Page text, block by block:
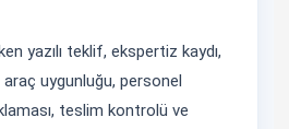
yazılı teklif, ekspertiz kaydı,
uygunluğu, personel
teslim kontrolü ve